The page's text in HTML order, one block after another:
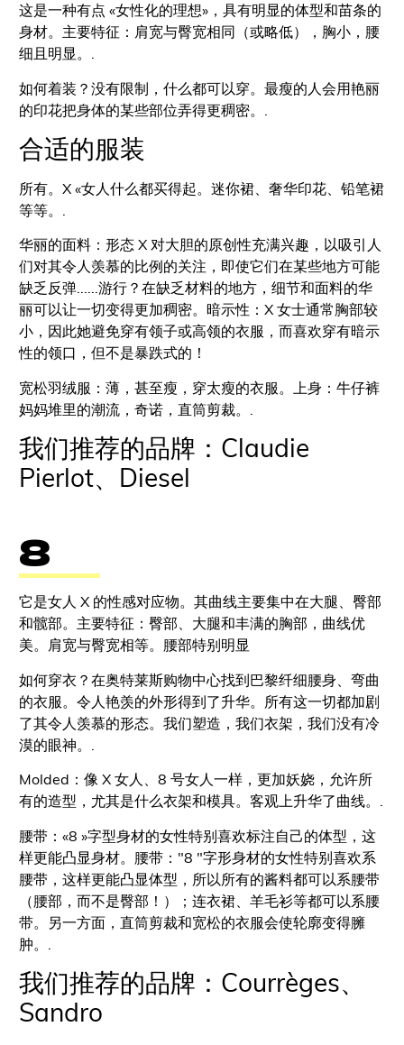
这是一种有点 «女性化的理想»，具有明显的体型和苗条的
身材。主要特征：肩宽与臀宽相同（或略低），胸小，腰
细且明显。.
如何着装？没有限制，什么都可以穿。最瘦的人会用艳丽
的印花把身体的某些部位弄得更稠密。.
合适的服装
所有。X «女人什么都买得起。迷你裙、奢华印花、铅笔裙
等等。.
华丽的面料：形态 X 对大胆的原创性充满兴趣，以吸引人
们对其令人羡慕的比例的关注，即使它们在某些地方可能
缺乏反弹......游行？在缺乏材料的地方，细节和面料的华
丽可以让一切变得更加稠密。暗示性：X 女士通常胸部较
小，因此她避免穿有领子或高领的衣服，而喜欢穿有暗示
性的领口，但不是暴跌式的！
宽松羽绒服：薄，甚至瘦，穿太瘦的衣服。上身：牛仔裤
妈妈堆里的潮流，奇诺，直筒剪裁。.
我们推荐的品牌：Claudie
Pierlot、Diesel
8
它是女人 X 的性感对应物。其曲线主要集中在大腿、臀部
和髋部。主要特征：臀部、大腿和丰满的胸部，曲线优
美。肩宽与臀宽相等。腰部特别明显
如何穿衣？在奥特莱斯购物中心找到巴黎纤细腰身、弯曲
的衣服。令人艳羡的外形得到了升华。所有这一切都加剧
了其令人羡慕的形态。我们塑造，我们衣架，我们没有冷
漠的眼神。.
Molded：像 X 女人、8 号女人一样，更加妖娆，允许所
有的造型，尤其是什么衣架和模具。客观上升华了曲线。.
腰带：«8 »字型身材的女性特别喜欢标注自己的体型，这
样更能凸显身材。腰带："8 "字形身材的女性特别喜欢系
腰带，这样更能凸显体型，所以所有的酱料都可以系腰带
（腰部，而不是臀部！）；连衣裙、羊毛衫等都可以系腰
带。另一方面，直筒剪裁和宽松的衣服会使轮廓变得臃
肿。.
我们推荐的品牌：Courrèges、
Sandro